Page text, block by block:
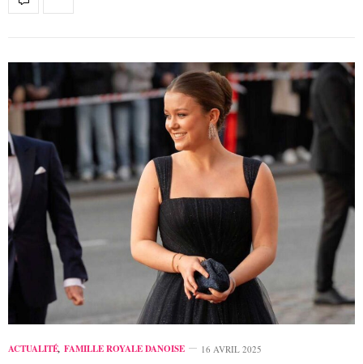
ACTUALITÉ, FAMILLE ROYALE DANOISE 16 AVRIL 2025